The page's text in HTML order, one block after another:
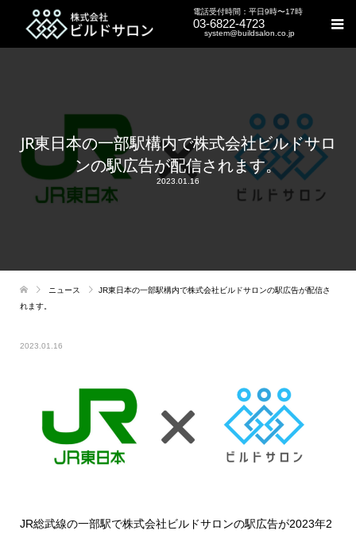
電話受付時間：平日9時〜17時
03-6822-4723
system@buildsalon.co.jp
JR東日本の一部駅構内で株式会社ビルドサロ
ンの駅広告が配信されます。
2023.01.16
ニュース
JR東日本の一部駅構内で株式会社ビルドサロンの駅広告が配信さ
れます。
2023.01.16
JR総武線の一部駅で株式会社ビルドサロンの駅広告が2023年2